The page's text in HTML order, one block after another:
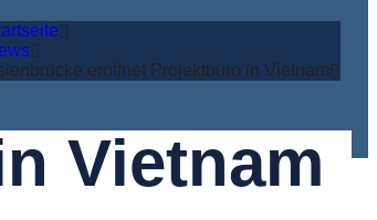
eröffnet Projektbüro in Vietnam
Vietnam